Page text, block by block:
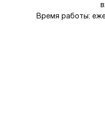
Время работы: